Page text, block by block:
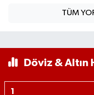
TÜM
Döviz & Altın